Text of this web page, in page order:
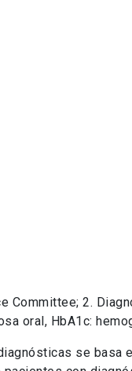
Committee; 2.
oral, HbA1c:
se basa